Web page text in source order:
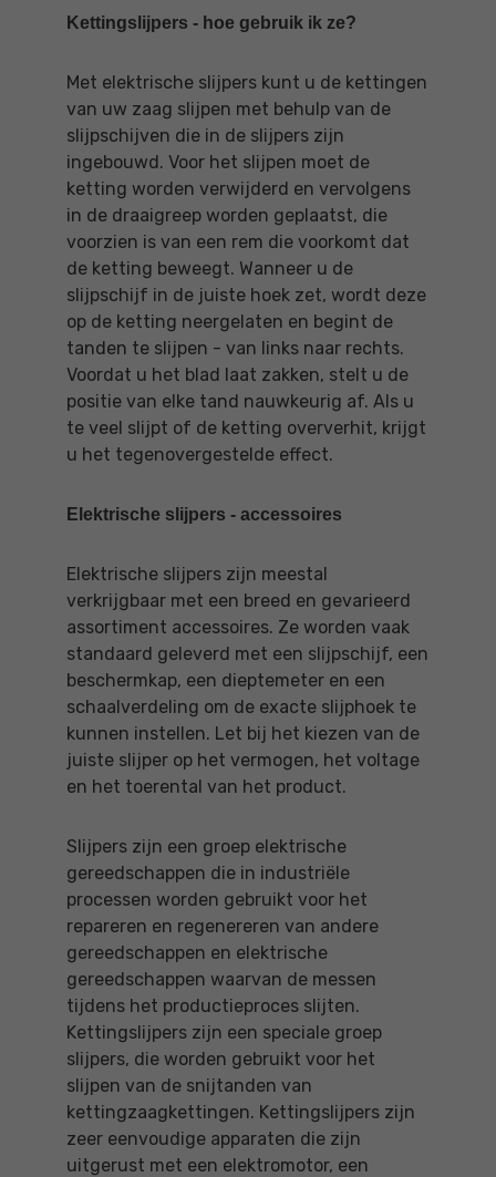
Kettingslijpers - hoe gebruik ik ze?
Met elektrische slijpers kunt u de kettingen
van uw zaag slijpen met behulp van de
slijpschijven die in de slijpers zijn
ingebouwd. Voor het slijpen moet de
ketting worden verwijderd en vervolgens
in de draaigreep worden geplaatst, die
voorzien is van een rem die voorkomt dat
de ketting beweegt. Wanneer u de
slijpschijf in de juiste hoek zet, wordt deze
op de ketting neergelaten en begint de
tanden te slijpen - van links naar rechts.
Voordat u het blad laat zakken, stelt u de
positie van elke tand nauwkeurig af. Als u
te veel slijpt of de ketting oververhit, krijgt
u het tegenovergestelde effect.
Elektrische slijpers - accessoires
Elektrische slijpers zijn meestal
verkrijgbaar met een breed en gevarieerd
assortiment accessoires. Ze worden vaak
standaard geleverd met een slijpschijf, een
beschermkap, een dieptemeter en een
schaalverdeling om de exacte slijphoek te
kunnen instellen. Let bij het kiezen van de
juiste slijper op het vermogen, het voltage
en het toerental van het product.
Slijpers zijn een groep elektrische
gereedschappen die in industriële
processen worden gebruikt voor het
repareren en regenereren van andere
gereedschappen en elektrische
gereedschappen waarvan de messen
tijdens het productieproces slijten.
Kettingslijpers zijn een speciale groep
slijpers, die worden gebruikt voor het
slijpen van de snijtanden van
kettingzaagkettingen. Kettingslijpers zijn
zeer eenvoudige apparaten die zijn
uitgerust met een elektromotor, een